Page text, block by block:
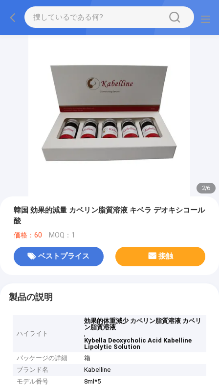
2/6
韓国 効果的減量 カベリン脂質溶液 キベラ デオキシコール
酸
価格：60 MOQ：1
ベストプライス 接触
製品の説明
ハイライト
効果的体重減少 カベリン脂質溶液 カベリ
ン脂質溶液
,
Kybella Deoxycholic Acid Kabelline
Lipolytic Solution
パッケージの詳細
箱
ブランド名
Kabelline
モデル番号
8ml*5